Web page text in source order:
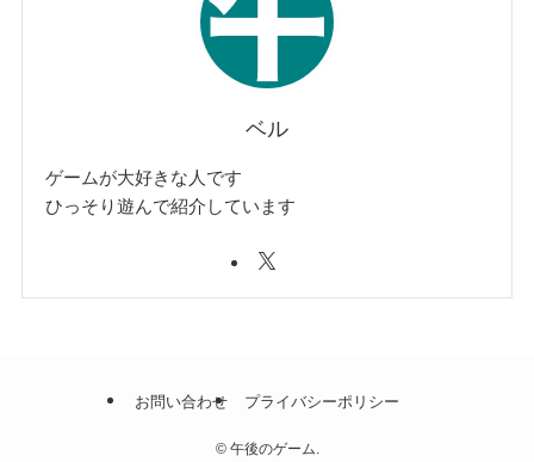
ベル
ゲームが大好きな人です
ひっそり遊んで紹介しています
お問い合わせ プライバシーポリシー
©午後のゲーム.